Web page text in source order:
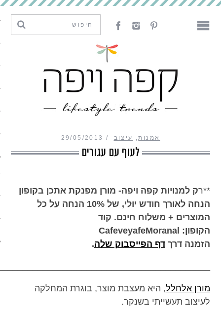
אמנות
נדבר
אמנות, עיצוב 29/05/2013
לעוף עם עגורים
**רק למנויות קפה ויפה- מורן מפנקת אתכן בקופון
הנחה לאורך חודש יולי, של 10% הנחה על כל
המוצרים + משלוח חינם. קוד
הקופון: CafeveyafeMoranal
הזמנה דרךדף הפייסבוק שלה.
מורן אלחלל, היא מעצבת מוצר, בוגרת המחלקה
לעיצוב תעשייתי בשנקר.